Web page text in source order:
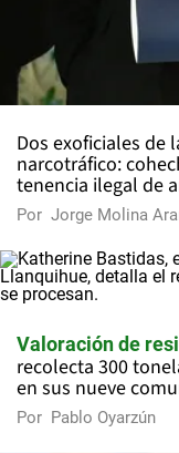
Dos exoficiales de
narcotráfico:
tenencia ilegal de
Por Jorge Molina
Valoración de
recolecta 300
en sus nueve
Por Pablo Oyarzún